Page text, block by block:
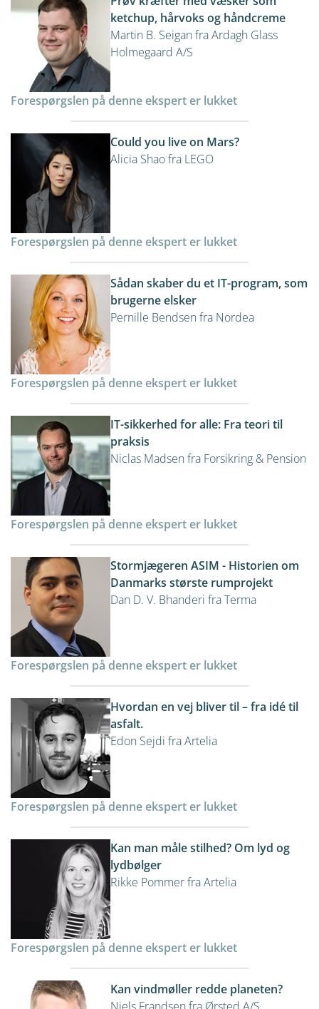
ketchup, hårvoks og håndcreme
Martin B. Seigan fra Ardagh Glass
Holmegaard A/S
Forespørgslen på denne ekspert er lukket
Could you live on Mars?
Alicia Shao fra LEGO
Forespørgslen på denne ekspert er lukket
Sådan skaber du et IT-program, som
brugerne elsker
Pernille Bendsen fra Nordea
Forespørgslen på denne ekspert er lukket
IT-sikkerhed for alle: Fra teori til
praksis
Niclas Madsen fra Forsikring & Pension
Forespørgslen på denne ekspert er lukket
Stormjægeren ASIM - Historien om
Danmarks største rumprojekt
Dan D. V. Bhanderi fra Terma
Forespørgslen på denne ekspert er lukket
Hvordan en vej bliver til – fra idé til
asfalt.
Edon Sejdi fra Artelia
Forespørgslen på denne ekspert er lukket
Kan man måle stilhed? Om lyd og
lydbølger
Rikke Pommer fra Artelia
Forespørgslen på denne ekspert er lukket
Kan vindmøller redde planeten?